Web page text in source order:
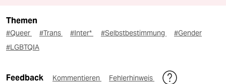
Themen
#Queer #Trans #Inter* #Selbstbestimmung
#Gender
#LGBTQIA
Feedback Kommentieren Fehlerhinweis